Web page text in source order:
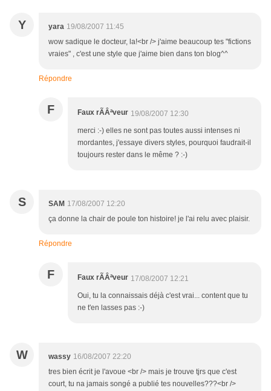
Y yara 19/08/2007 11:45
wow sadique le docteur, la!<br /> j'aime beaucoup tes "fictions
vraies" , c'est une style que j'aime bien dans ton blog^^
Répondre
F Faux rÃÂªveur 19/08/2007 12:30
merci :-) elles ne sont pas toutes aussi intenses ni
mordantes, j'essaye divers styles, pourquoi faudrait-il
toujours rester dans le même ? :-)
S SAM 17/08/2007 12:20
ça donne la chair de poule ton histoire! je l'ai relu avec plaisir.
Répondre
F Faux rÃÂªveur 17/08/2007 12:21
Oui, tu la connaissais déjà c'est vrai... content que tu
ne t'en lasses pas :-)
W wassy 16/08/2007 22:20
tres bien écrit je l'avoue <br /> mais je trouve tjrs que c'est
court, tu na jamais songé a publié tes nouvelles???<br />